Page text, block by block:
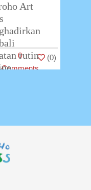
Art
rutin
Sabtu, 24
2020
…
0
Comments
(0)